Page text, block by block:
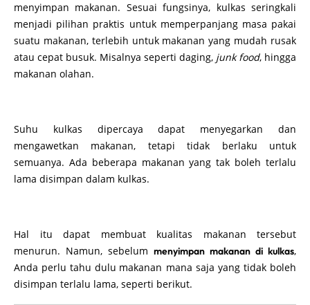
menyimpan makanan. Sesuai fungsinya, kulkas seringkali
menjadi pilihan praktis untuk memperpanjang masa pakai
suatu makanan, terlebih untuk makanan yang mudah rusak
atau cepat busuk. Misalnya seperti daging, junk food, hingga
makanan olahan.
Suhu kulkas dipercaya dapat menyegarkan dan
mengawetkan makanan, tetapi tidak berlaku untuk
semuanya. Ada beberapa makanan yang tak boleh terlalu
lama disimpan dalam kulkas.
Hal itu dapat membuat kualitas makanan tersebut
menurun. Namun, sebelum menyimpan makanan di kulkas,
Anda perlu tahu dulu makanan mana saja yang tidak boleh
disimpan terlalu lama, seperti berikut.